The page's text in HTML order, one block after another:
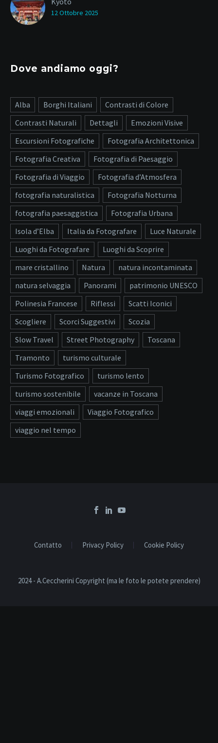
12 Ottobre 2025
Dove andiamo oggi?
Alba Borghi Italiani
Contrasti di Colore
Contrasti Naturali
Dettagli
Emozioni Visive
Escursioni Fotografiche
Fotografia Architettonica
Fotografia Creativa
Fotografia di Paesaggio
Fotografia di Viaggio
Fotografia d’Atmosfera
fotografia naturalistica
Fotografia Notturna
fotografia paesaggistica
Fotografia Urbana
Isola d’Elba
Italia da Fotografare
Luce Naturale
Luoghi da Fotografare
Luoghi da Scoprire
mare cristallino
Natura
natura incontaminata
natura selvaggia
Panorami
patrimonio UNESCO
Polinesia Francese
Riflessi
Scatti Iconici
Scogliere
Scorci Suggestivi
Scozia
Slow Travel
Street Photography
Toscana
Tramonto
turismo culturale
Turismo Fotografico
turismo lento
turismo sostenibile
vacanze in Toscana
viaggi emozionali
Viaggio Fotografico
viaggio nel tempo
Contatto Privacy Policy Cookie Policy
2024 - A.Ceccherini Copyright (ma le foto le potete prendere)